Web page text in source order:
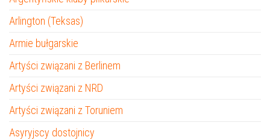
Arlington (Teksas)
Armie bułgarskie
Artyści związani z Berlinem
Artyści związani z NRD
Artyści związani z Toruniem
Asyryjscy dostojnicy